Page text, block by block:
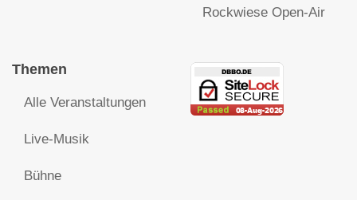
Rockwiese Open-Air
Themen
Alle Veranstaltungen
Live-Musik
Bühne